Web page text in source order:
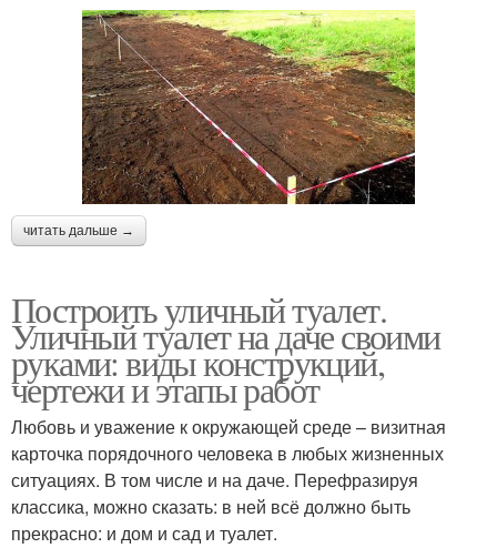
читать дальше →
Построить уличный туалет.
Уличный туалет на даче своими
руками: виды конструкций,
чертежи и этапы работ
Любовь и уважение к окружающей среде – визитная
карточка порядочного человека в любых жизненных
ситуациях. В том числе и на даче. Перефразируя
классика, можно сказать: в ней всё должно быть
прекрасно: и дом и сад и туалет.